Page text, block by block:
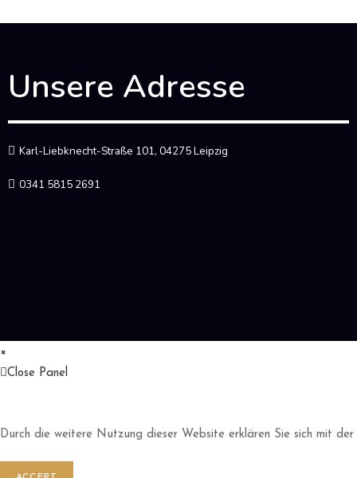
Unsere Adresse
Karl-Liebknecht-Straße 101, 04275 Leipzig
0341 5815 2691
×
Close Panel
Durch die weitere Nutzung dieser Website erklären Sie sich mit